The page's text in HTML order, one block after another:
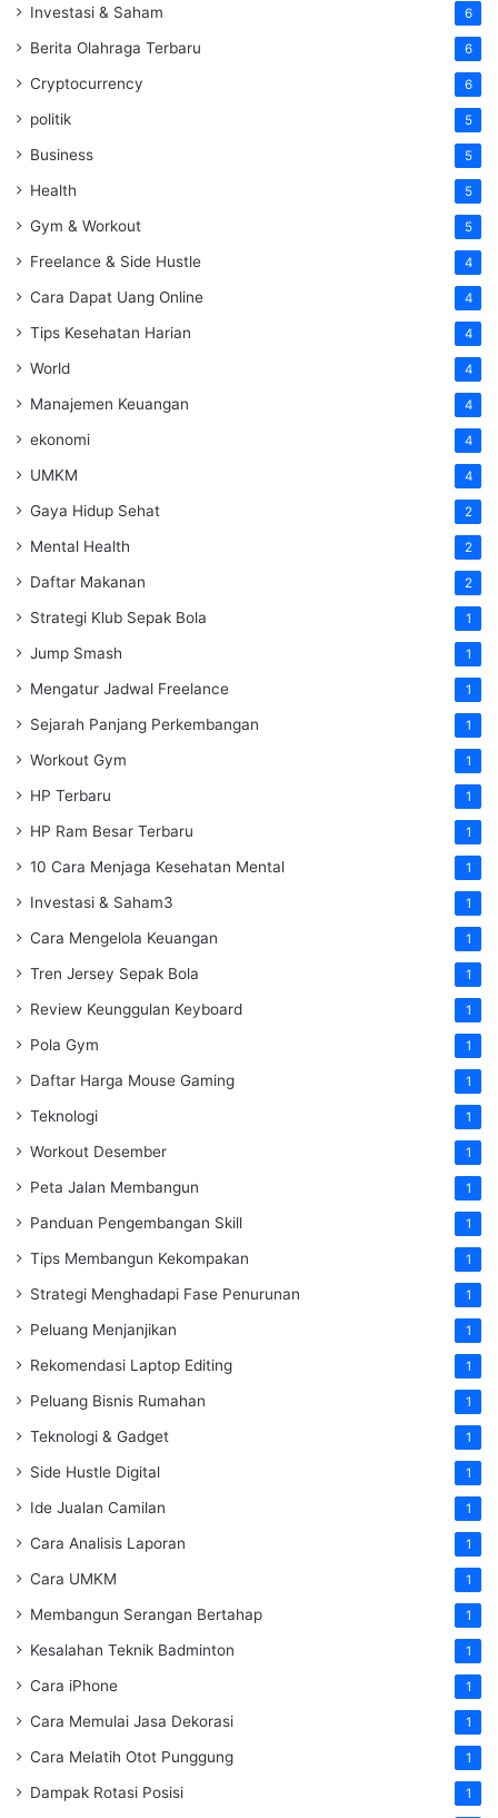
Investasi & Saham 6
Berita Olahraga Terbaru 6
Cryptocurrency 6
politik 5
Business 5
Health 5
Gym & Workout 5
Freelance & Side Hustle 4
Cara Dapat Uang Online 4
Tips Kesehatan Harian 4
World 4
Manajemen Keuangan 4
ekonomi 4
UMKM 4
Gaya Hidup Sehat 2
Mental Health 2
Daftar Makanan 2
Strategi Klub Sepak Bola 1
Jump Smash 1
Mengatur Jadwal Freelance 1
Sejarah Panjang Perkembangan 1
Workout Gym 1
HP Terbaru 1
HP Ram Besar Terbaru 1
10 Cara Menjaga Kesehatan Mental 1
Investasi & Saham3 1
Cara Mengelola Keuangan 1
Tren Jersey Sepak Bola 1
Review Keunggulan Keyboard 1
Pola Gym 1
Daftar Harga Mouse Gaming 1
Teknologi 1
Workout Desember 1
Peta Jalan Membangun 1
Panduan Pengembangan Skill 1
Tips Membangun Kekompakan 1
Strategi Menghadapi Fase Penurunan 1
Peluang Menjanjikan 1
Rekomendasi Laptop Editing 1
Peluang Bisnis Rumahan 1
Teknologi & Gadget 1
Side Hustle Digital 1
Ide Jualan Camilan 1
Cara Analisis Laporan 1
Cara UMKM 1
Membangun Serangan Bertahap 1
Kesalahan Teknik Badminton 1
Cara iPhone 1
Cara Memulai Jasa Dekorasi 1
Cara Melatih Otot Punggung 1
Dampak Rotasi Posisi 1